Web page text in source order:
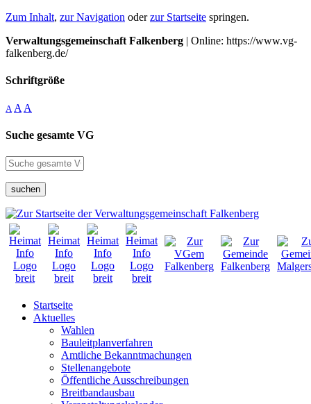
Zum Inhalt, zur Navigation oderzur Startseite springen.
Verwaltungsgemeinschaft Falkenberg | Online: https://www.vg-
falkenberg.de/
Schriftgröße
A A A
Suche gesamte VG
suchen
Startseite
Aktuelles
Wahlen
Bauleitplanverfahren
Amtliche Bekanntmachungen
Stellenangebote
Öffentliche Ausschreibungen
Breitbandausbau